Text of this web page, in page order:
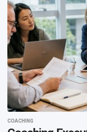
COACHING